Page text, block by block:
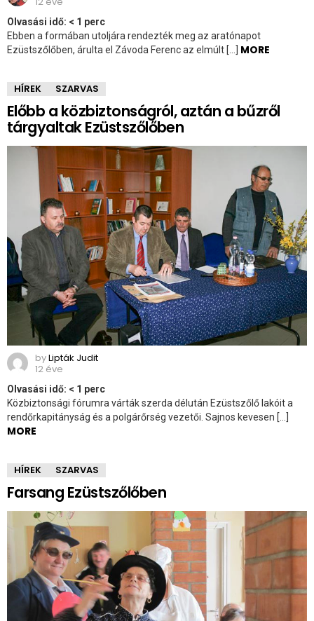
Olvasási idő: < 1 perc
Ebben a formában utoljára rendezték meg az aratónapot
Ezüstszőlőben, árulta el Závoda Ferenc az elmúlt […] MORE
HÍREK SZARVAS
Előbb a közbiztonságról, aztán a bűzről
tárgyaltak Ezüstszőlőben
byLipták Judit
12 éve
Olvasási idő: < 1 perc
Közbiztonsági fórumra várták szerda délután Ezüstszőlő lakóit a
rendőrkapitányság és a polgárőrség vezetői. Sajnos kevesen […]
MORE
HÍREK SZARVAS
Farsang Ezüstszőlőben